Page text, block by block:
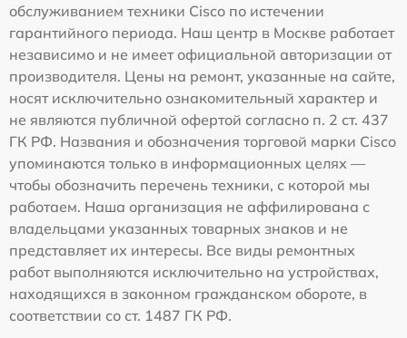
обслуживанием техники Cisco по истечении
гарантийного периода. Наш центр в Москве работает
независимо и не имеет официальной авторизации от
производителя. Цены на ремонт, указанные на сайте,
носят исключительно ознакомительный характер и
не являются публичной офертой согласно п. 2 ст. 437
ГК РФ. Названия и обозначения торговой марки Cisco
упоминаются только в информационных целях —
чтобы обозначить перечень техники, с которой мы
работаем. Наша организация не аффилирована с
владельцами указанных товарных знаков и не
представляет их интересы. Все виды ремонтных
работ выполняются исключительно на устройствах,
находящихся в законном гражданском обороте, в
соответствии со ст. 1487 ГК РФ.